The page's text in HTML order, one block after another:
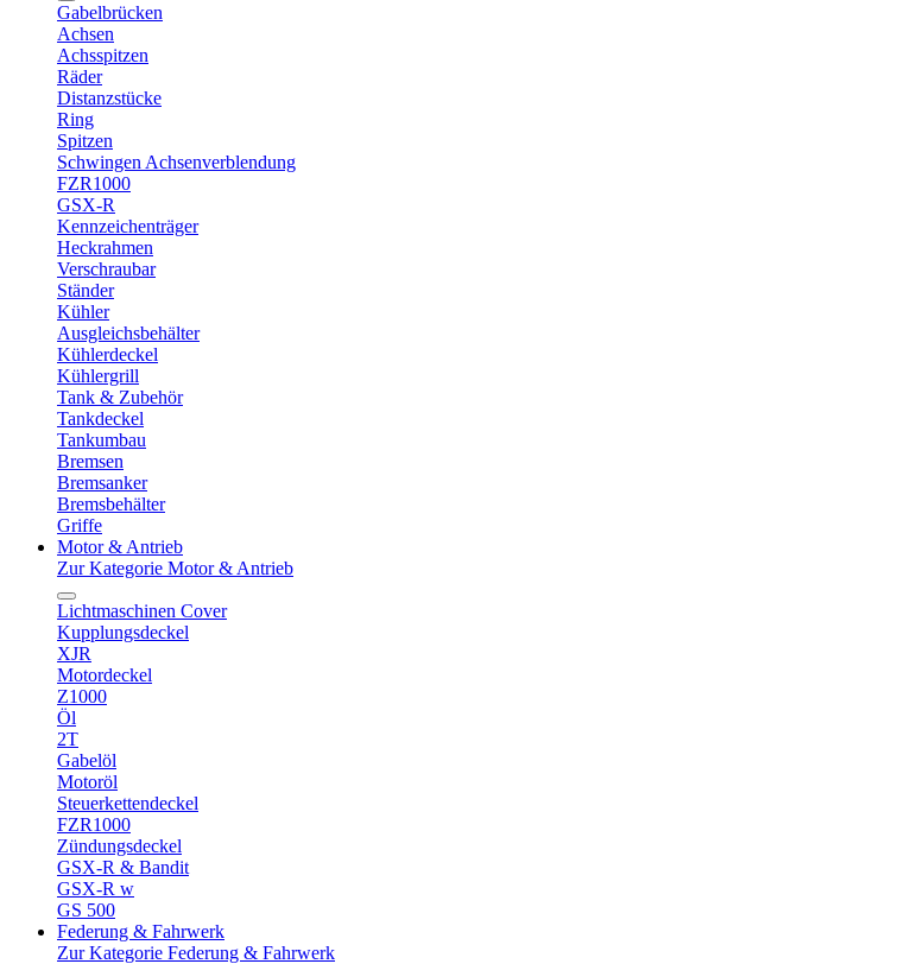
Gabelbrücken
Achsen
Achsspitzen
Räder
Distanzstücke
Ring
Spitzen
Schwingen Achsenverblendung
FZR1000
GSX-R
Kennzeichenträger
Heckrahmen
Verschraubar
Ständer
Kühler
Ausgleichsbehälter
Kühlerdeckel
Kühlergrill
Tank & Zubehör
Tankdeckel
Tankumbau
Bremsen
Bremsanker
Bremsbehälter
Griffe
Motor & Antrieb
Zur Kategorie Motor & Antrieb
Lichtmaschinen Cover
Kupplungsdeckel
XJR
Motordeckel
Z1000
Öl
2T
Gabelöl
Motoröl
Steuerkettendeckel
FZR1000
Zündungsdeckel
GSX-R & Bandit
GSX-R w
GS 500
Federung & Fahrwerk
Zur Kategorie Federung & Fahrwerk